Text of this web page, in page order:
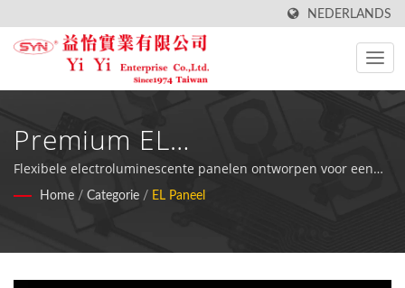
NEDERLANDS
Premium EL
Paneeloplossingen Voor
Digitale Multimedia En
Luchtvaarttoepassingen
Flexibele electroluminescente panelen ontworpen voor een
gelijkmatige verlichting op gebogen oppervlakken met een
Home / Categorie / EL Paneel